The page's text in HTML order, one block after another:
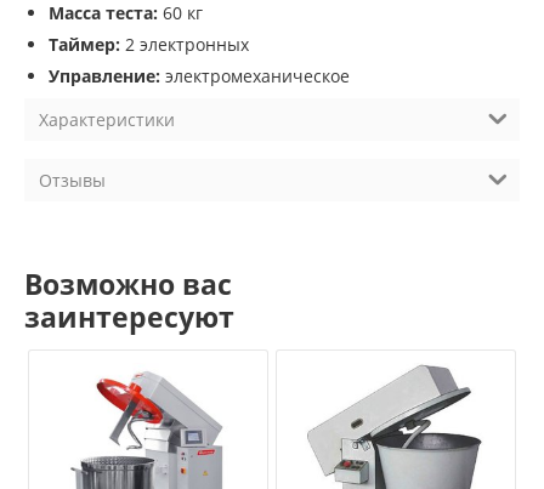
Масса теста: 60 кг
Таймер: 2 электронных
Управление: электромеханическое
Характеристики
Отзывы
Возможно вас
заинтересуют